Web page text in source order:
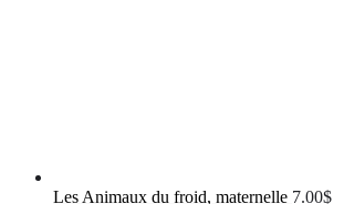
Les Animaux du froid, maternelle 7.00$